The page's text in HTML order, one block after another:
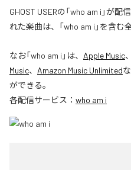
GHOST USERの「who am i」が
れた楽曲は、「who am i」を含む
なお「who am i 」は、 Apple Music、
Music、 Amazon Music Unlimited
ができる。
各配信サービス： who am i